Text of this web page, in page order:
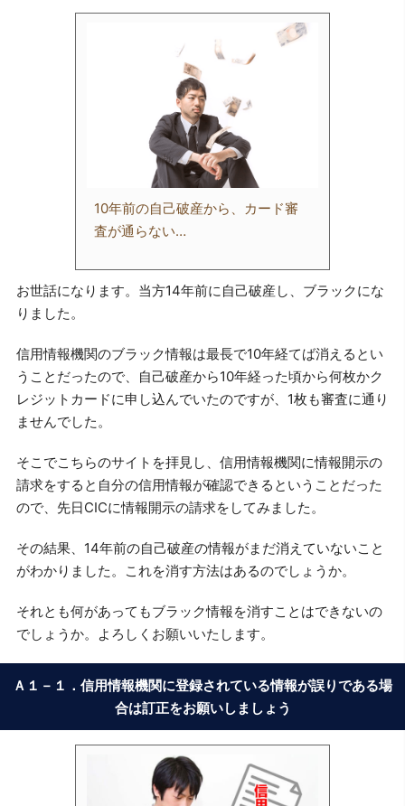
10年前の自己破産から、カード審
査が通らない…
お世話になります。当方14年前に自己破産し、ブラックにな
りました。
信用情報機関のブラック情報は最長で10年経てば消えるとい
うことだったので、自己破産から10年経った頃から何枚かク
レジットカードに申し込んでいたのですが、1枚も審査に通り
ませんでした。
そこでこちらのサイトを拝見し、信用情報機関に情報開示の
請求をすると自分の信用情報が確認できるということだった
ので、先日CICに情報開示の請求をしてみました。
その結果、14年前の自己破産の情報がまだ消えていないこと
がわかりました。これを消す方法はあるのでしょうか。
それとも何があってもブラック情報を消すことはできないの
でしょうか。よろしくお願いいたします。
Ａ１－１．信用情報機関に登録されている情報が誤りである場
合は訂正をお願いしましょう